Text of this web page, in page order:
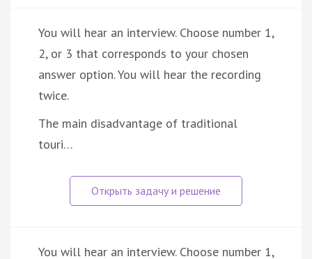
You will hear an interview. Choose number 1,
2, or 3 that corresponds to your chosen
answer option. You will hear the recording
twice.
The main disadvantage of traditional
touri…
You will hear an interview. Choose number 1,